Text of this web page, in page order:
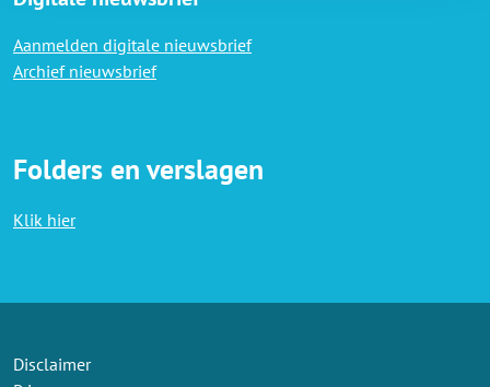
Aanmelden digitale nieuwsbrief
Archief nieuwsbrief
Folders en verslagen
Klik hier
Disclaimer